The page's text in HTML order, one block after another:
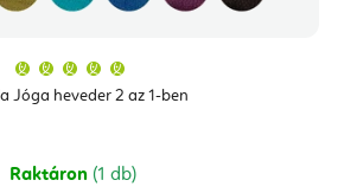
Jóga heveder 2 az 1-ben
átlagos
értékelése
csillag.
Raktáron (1 db)